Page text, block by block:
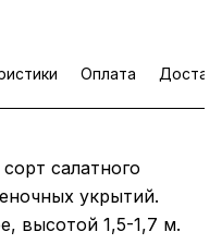
Оплата
салатного
укрытий.
высотой 1,5-1,7 м.